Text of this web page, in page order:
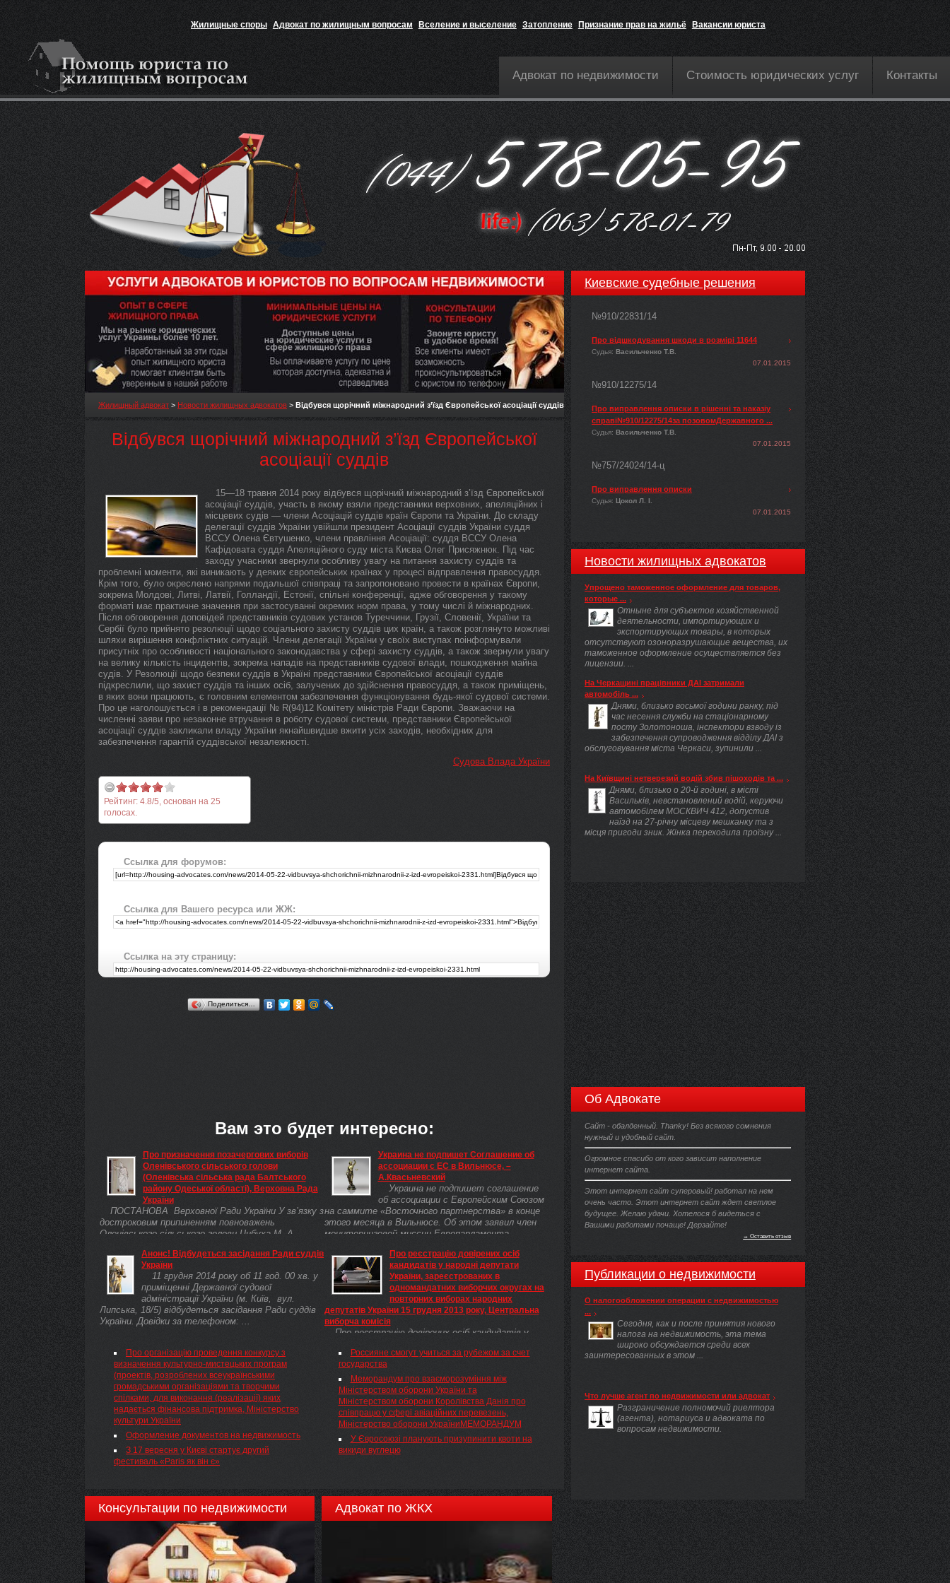
Жилищные споры Адвокат по жилищным вопросам Вселение и выселение Затопление Признание прав на жильё Вакансии юриста
Адвокат по недвижимости Стоимость юридических услуг Контакты
Жилищный адвокат > Новости жилищных адвокатов > Відбувся щорічний міжнародний з’їзд Європейської асоціації суддів
Відбувся щорічний міжнародний з’їзд Європейської
асоціації суддів
15—18 травня 2014 року відбувся щорічний міжнародний з’їзд Європейської
асоціації суддів, участь в якому взяли представники верховних, апеляційних і
місцевих судів — члени Асоціацій суддів країн Європи та України. До складу
делегації суддів України увійшли президент Асоціації суддів України суддя
ВССУ Олена Євтушенко, члени правління Асоціації: суддя ВССУ Олена
Кафідовата суддя Апеляційного суду міста Києва Олег Присяжнюк. Під час
заходу учасники звернули особливу увагу на питання захисту суддів та
проблемні моменти, які виникають у деяких європейських країнах у процесі відправлення правосуддя.
Крім того, було окреслено напрями подальшої співпраці та запропоновано провести в країнах Європи,
зокрема Молдові, Литві, Латвії, Голландії, Естонії, спільні конференції, адже обговорення у такому
форматі має практичне значення при застосуванні окремих норм права, у тому числі й міжнародних.
Після обговорення доповідей представників судових установ Туреччини, Грузії, Словенії, України та
Сербії було прийнято резолюції щодо соціального захисту суддів цих країн, а також розглянуто можливі
шляхи вирішення конфліктних ситуацій. Члени делегації України у своїх виступах поінформували
присутніх про особливості національного законодавства у сфері захисту суддів, а також звернули увагу
на велику кількість інцидентів, зокрема нападів на представників судової влади, пошкодження майна
судів. У Резолюції щодо безпеки суддів в Україні представники Європейської асоціації суддів
підкреслили, що захист суддів та інших осіб, залучених до здійснення правосуддя, а також приміщень,
в яких вони працюють, є головним елементом забезпечення функціонування будь-якої судової системи.
Про це наголошується і в рекомендації № R(94)12 Комітету міністрів Ради Європи. Зважаючи на
численні заяви про незаконне втручання в роботу судової системи, представники Європейської
асоціації суддів закликали владу України якнайшвидше вжити усіх заходів, необхідних для
забезпечення гарантій суддівської незалежності.
Судова Влада України
Рейтинг: 4.8/5, основан на 25
голосах.
Ссылка для форумов:
Ссылка для Вашего ресурса или ЖЖ:
Ссылка на эту страницу:
Поделиться…
Вам это будет интересно:
Про призначення позачергових виборів
Оленівського сільського голови
(Оленівська сільська рада Балтського
району Одеської області), Верховна Рада
України
ПОСТАНОВА Верховної Ради України У зв’язку з
достроковим припиненням повноважень
Оленівського сільського голови Цибуха М. А.
Одеської області) та відповідно до пункту 30
частини першої статті 85 Конституції України(
254к/96-ВР ), частини третьої статті 14,
частин першої та п’ятої статті 15, статей 60,
61 Закону України "Про вибори депутатів
Верховної Ради Автономної Республіки Крим,
місцевих рад та сільських, селищних, міських
постановляє:
Анонс! Відбудеться засідання Ради суддів
України
11 грудня 2014 року об 11 год. 00 хв. у
приміщенні Державної судової
адміністрації України (м. Київ, вул.
Липська, 18/5) відбудеться засідання Ради суддів
України. Довідки за телефоном: ...
Про організацію проведення конкурсу з
визначення культурно-мистецьких програм
(проектів, розроблених всеукраїнськими
громадськими організаціями та творчими
спілками, для виконання (реалізації) яких
надається фінансова підтримка, Міністерство
культури України
Оформление документов на недвижимость
З 17 вересня у Києві стартує другий
фестиваль «Paris як він є»
Украина не подпишет Соглашение об
ассоциации с ЕС в Вильнюсе, –
А.Квасьневский
Украина не подпишет соглашение
об ассоциации с Европейским Союзом
на саммите «Восточного партнерства» в конце
этого месяца в Вильнюсе. Об этом заявил член
мониторинговой миссии Европарламента ...
Про реєстрацію довірених осіб
кандидатів у народні депутати
України, зареєстрованих в
одномандатних виборчих округах на
повторних виборах народних
депутатів України 15 грудня 2013 року, Центральна
виборча комісія
Про реєстрацію довірених осіб кандидатів у
одномандатних виборчих округах на повторних
виборах народних депутатів України 15 грудня
2013 року
Россияне смогут учиться за рубежом за счет
государства
Меморандум про взаєморозуміння між
Міністерством оборони України та
Міністерством оборони Королівства Данія про
співпрацю у сфері авіаційних перевезень,
Міністерство оборони УкраїниМЕМОРАНДУМ
У Євросоюзі планують призупинити квоти на
викиди вуглецю
Консультации по недвижимости Адвокат по ЖКХ
Киевские судебные решения
№910/22831/14
Про відшкодування шкоди в розмірі 11644
Судья: Васильченко Т.В.
07.01.2015
№910/12275/14
Про виправлення описки в рішенні та наказіу
справі№910/12275/14за позовомДержавного ...
Судья: Васильченко Т.В.
07.01.2015
№757/24024/14-ц
Про виправлення описки
Судья: Цокол Л. І.
07.01.2015
Новости жилищных адвокатов
Упрощено таможенное оформление для товаров,
которые ...
Отныне для субъектов хозяйственной
деятельности, импортирующих и
экспортирующих товары, в которых
отсутствуют озоноразрушающие вещества, их
таможенное оформление осуществляется без
лицензии. ...
На Черкащині працівники ДАІ затримали
автомобіль ...
Днями, близько восьмої години ранку, під
час несення служби на стаціонарному
посту Золотоноша, інспектори взводу із
забезпечення супроводження відділу ДАІ з
обслуговування міста Черкаси, зупинили ...
На Київщині нетверезий водій збив пішоходів та ...
Днями, близько о 20-й годині, в місті
Васильків, невстановлений водій, керуючи
автомобілем МОСКВИЧ 412, допустив
наїзд на 27-річну місцеву мешканку та з
місця пригоди зник. Жінка переходила проїзну ...
Об Адвокате
Сайт - обалденный. Thanky! Без всякого сомнения
нужный и удобный сайт.
Огромное спасибо от кого зависит наполнение
интернет сайта.
Этот интернет сайт суперовый! работал на нем
очень часто. Этот интернет сайт ждет светлое
будущее. Желаю удачи. Хотелося б видеться с
Вашими работами почаще! Дерзайте!
→ Оставить отзыв
Публикации о недвижимости
О налогообложении операции с недвижимостью
...
Сегодня, как и после принятия нового
налога на недвижимость, эта тема
широко обсуждается среди всех
заинтересованных в этом ...
Что лучше агент по недвижимости или адвокат
Разграничение полномочий риелтора
(агента), нотариуса и адвоката по
вопросам недвижимости.